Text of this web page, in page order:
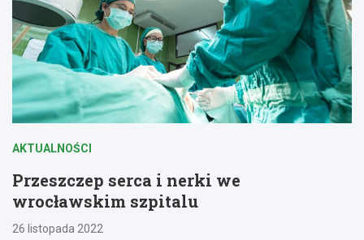
AKTUALNOŚCI
Przeszczep serca i nerki we
wrocławskim szpitalu
26 listopada 2022